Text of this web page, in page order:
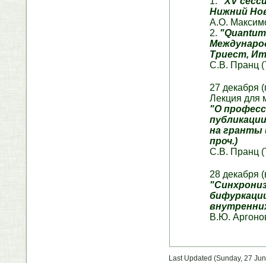
Нижний
А.О.
2.
Триест,
С.В. Пранц
27 декабря
Лекция для
"О
на гранты
проч.)
С.В. Пранц
28 декабря
В.Ю.
Last Updated (Sunday, 27